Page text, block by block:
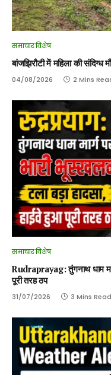
समाचार विशेष
बांजझिरौटी में महिला की
04/08/2026 2 Mins
समाचार विशेष
Rudraprayag: तुंगनाथ धाम
पूरी तरह ठप
31/07/2026 3 Mins Read